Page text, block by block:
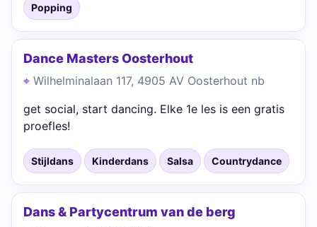
Popping
Dance Masters Oosterhout
Wilhelminalaan 117, 4905 AV Oosterhout nb
get social, start dancing. Elke 1e les is een gratis
proefles!
Stijldans Kinderdans Salsa Countrydance
Dans & Partycentrum van de berg